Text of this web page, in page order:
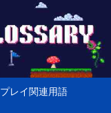
プレイ関連用語